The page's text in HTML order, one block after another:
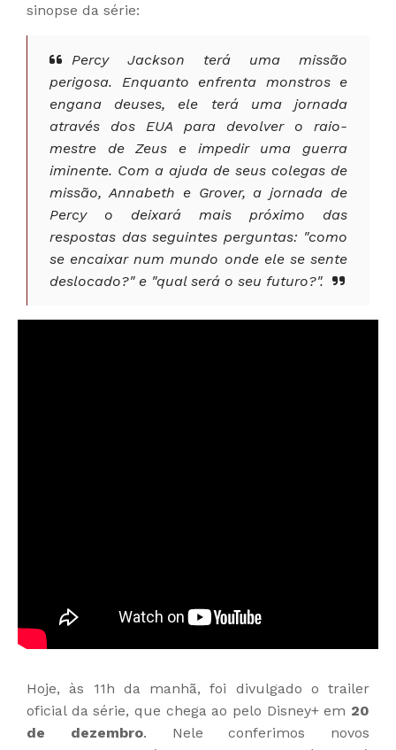
sinopse da série:
Percy Jackson terá uma missão
perigosa. Enquanto enfrenta monstros e
engana deuses, ele terá uma jornada
através dos EUA para devolver o raio-
mestre de Zeus e impedir uma guerra
iminente. Com a ajuda de seus colegas de
missão, Annabeth e Grover, a jornada de
Percy o deixará mais próximo das
respostas das seguintes perguntas: "como
se encaixar num mundo onde ele se sente
deslocado?" e "qual será o seu futuro?".
Hoje, às 11h da manhã, foi divulgado o trailer
oficial da série, que chega ao pelo Disney+ em 20
de dezembro. Nele conferimos novos